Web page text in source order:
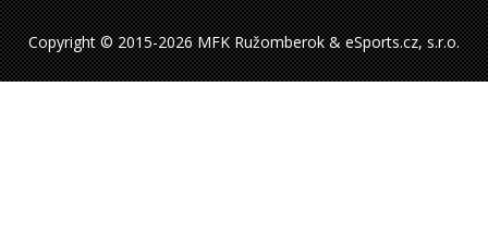
Copyright © 2015-2026 MFK Ružomberok & eSports.cz, s.r.o.